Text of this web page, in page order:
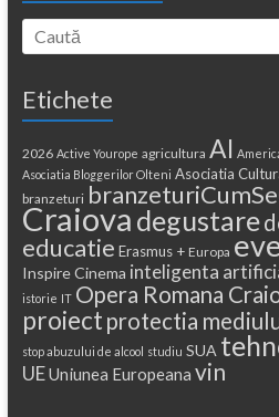
Etichete
2026 Active Yourope agricultura AI
Asociatia Bloggerilor Olteni Asociatia
branzeturi
Craiova degustare
educatie Erasmus + Europa
Inspire Cinema inteligenta
istorie IT Opera Romana
proiect protectia
stop abuzului de alcool studiu SUA
UEUniunea Europeana vin